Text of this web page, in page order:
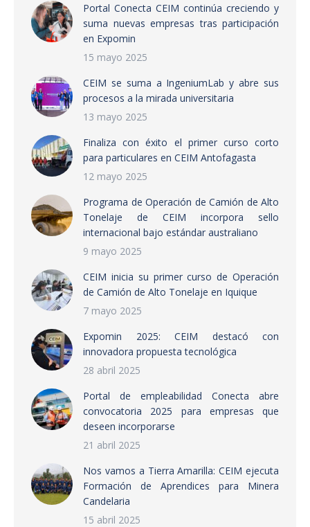
Portal Conecta CEIM continúa creciendo y
suma nuevas empresas tras participación
en Expomin
15 mayo 2025
CEIM se suma a IngeniumLab y abre sus
procesos a la mirada universitaria
13 mayo 2025
Finaliza con éxito el primer curso corto
para particulares en CEIM Antofagasta
12 mayo 2025
Programa de Operación de Camión de Alto
Tonelaje de CEIM incorpora sello
internacional bajo estándar australiano
9 mayo 2025
CEIM inicia su primer curso de Operación
de Camión de Alto Tonelaje en Iquique
7 mayo 2025
Expomin 2025: CEIM destacó con
innovadora propuesta tecnológica
28 abril 2025
Portal de empleabilidad Conecta abre
convocatoria 2025 para empresas que
deseen incorporarse
21 abril 2025
Nos vamos a Tierra Amarilla: CEIM ejecuta
Formación de Aprendices para Minera
Candelaria
15 abril 2025